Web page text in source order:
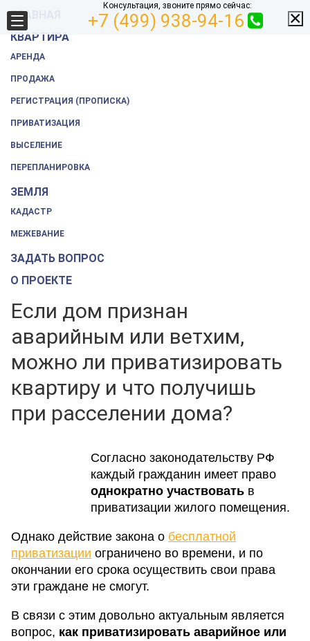
×
ГЛАВНАЯ
КВАРТИРА
АРЕНДА
ПРОДАЖА
РЕГИСТРАЦИЯ (ПРОПИСКА)
ПРИВАТИЗАЦИЯ
ВЫСЕЛЕНИЕ
ПЕРЕПЛАНИРОВКА
ЗЕМЛЯ
КАДАСТР
МЕЖЕВАНИЕ
ЗАДАТЬ ВОПРОС
О ПРОЕКТЕ
Консультация, звоните прямо сейчас:
+7 (499) 938-94-16
top_tell_menu
Если дом признан
аварийным или ветхим,
можно ли приватизировать
квартиру и что получишь
при расселении дома?
Согласно законодательству РФ
каждый гражданин имеет право
однократно участвовать в
приватизации жилого помещения.
Однако действие закона о бесплатной
приватизации ограничено во времени, и по
окончании его срока осуществить свои права
эти граждане не смогут.
В связи с этим довольно актуальным является
вопрос, как приватизировать аварийное или